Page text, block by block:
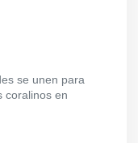
se unen para
coralinos en